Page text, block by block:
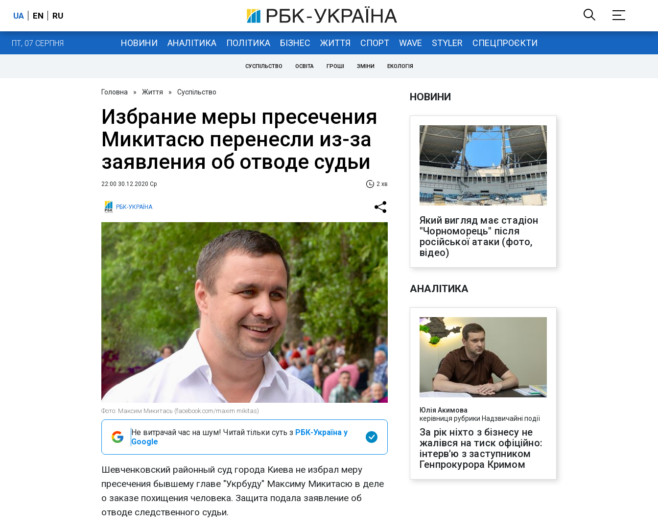
UA EN RU
ПТ, 07 СЕРПНЯ НОВИНИ АНАЛІТИКА ПОЛІТИКА БІЗНЕС ЖИТТЯ СПОРТ WAVE STYLER СПЕЦПРОЄКТИ
СУСПІЛЬСТВО ОСВІТА ГРОШІ ЗМІНИ ЕКОЛОГІЯ
Головна » Життя » Суспільство
Избрание меры пресечения
Микитасю перенесли из-за
заявления об отводе судьи
22:00 30.12.2020 Ср 2 хв
РБК-УКРАЇНА
Фото: Максим Микитась (facebook.com/maxim mikitas)
Не витрачай час на шум! Читай тільки суть з РБК-Україна у
Google
Шевченковский районный суд города Киева не избрал меру
пресечения бывшему главе "Укрбуду" Максиму Микитасю в деле
о заказе похищения человека. Защита подала заявление об
отводе следственного судьи.
НОВИНИ
Який вигляд має стадіон
"Чорноморець" після
російської атаки (фото,
відео)
АНАЛІТИКА
Юлія Акимова
керівниця рубрики Надзвичайні події
За рік ніхто з бізнесу не
жалівся на тиск офіційно:
інтерв'ю з заступником
Генпрокурора Кримом